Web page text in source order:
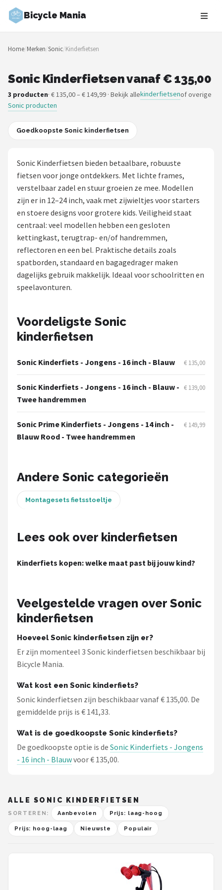
Bicycle Mania
Zoeken
NAVIGATIE
Merken
Blog
Kinderfietsen
Stadsfietsen
Elektrische fietsen
Mountainbikes
Shop
Volare
AXA
New Looxs
BBB Cycling
Voltano
Shimano
Home/Merken/Sonic/Kinderfietsen
Sonic Kinderfietsen vanaf € 135,00
3 producten· € 135,00 – € 149,99 · Bekijk allekinderfietsenof overige
Sonic producten
Goedkoopste Sonic kinderfietsen
Sonic Kinderfietsen bieden betaalbare, robuuste
fietsen voor jonge ontdekkers. Met lichte frames,
verstelbaar zadel en stuur groeien ze mee. Modellen
zijn er in 12–24 inch, vaak met zijwieltjes voor starters
en stoere designs voor grotere kids. Veiligheid staat
centraal: veel modellen hebben een gesloten
kettingkast, terugtrap- en/of handremmen,
reflectoren en een bel. Praktische details zoals
spatborden, standaard en bagagedrager maken
dagelijks gebruik makkelijk. Ideaal voor schoolritten en
speelavonturen.
Voordeligste Sonic
kinderfietsen
Sonic Kinderfiets - Jongens - 16 inch - Blauw € 135,00
Sonic Kinderfiets - Jongens - 16 inch - Blauw -
Twee handremmen
€ 139,00
Sonic Prime Kinderfiets - Jongens - 14 inch -
Blauw Rood - Twee handremmen
€ 149,99
Andere Sonic categorieën
Montagesets fietsstoeltje
Lees ook over kinderfietsen
Kinderfiets kopen: welke maat past bij jouw kind?
Veelgestelde vragen over Sonic
kinderfietsen
Hoeveel Sonic kinderfietsen zijn er?
Er zijn momenteel 3 Sonic kinderfietsen beschikbaar bij
Bicycle Mania.
Wat kost een Sonic kinderfiets?
Sonic kinderfietsen zijn beschikbaar vanaf € 135,00. De
gemiddelde prijs is € 141,33.
Wat is de goedkoopste Sonic kinderfiets?
De goedkoopste optie is de Sonic Kinderfiets - Jongens
- 16 inch - Blauwvoor € 135,00.
ALLE SONIC KINDERFIETSEN
SORTEREN: Aanbevolen Prijs: laag-hoog
Prijs: hoog-laag Nieuwste Populair